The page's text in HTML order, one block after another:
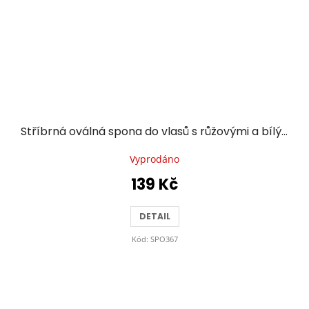
Stříbrná oválná spona do vlasů s růžovými a bílými kvítky
Vyprodáno
139 Kč
DETAIL
Kód: SPO367